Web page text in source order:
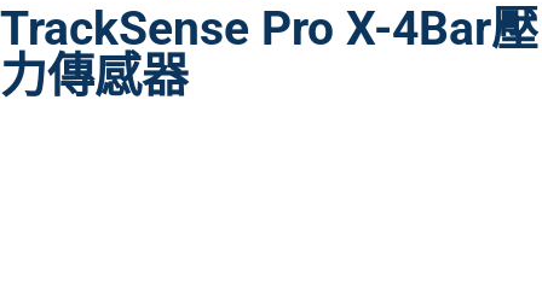
TrackSense Pro X-4Bar壓
力傳感器